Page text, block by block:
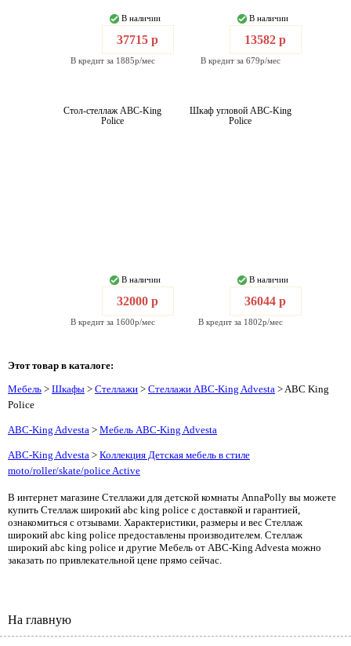
В наличии
37715 р
В кредит за 1885р/мес
В наличии
13582 р
В кредит за 679р/мес
Стол-стеллаж ABC-King
Police
В наличии
32000 р
В кредит за 1600р/мес
Шкаф угловой ABC-King
Police
В наличии
36044 р
В кредит за 1802р/мес
Этот товар в каталоге:
Мебель > Шкафы > Стеллажи > Стеллажи ABC-King Advesta > ABC King
Police
ABC-King Advesta > Мебель ABC-King Advesta
ABC-King Advesta > Коллекция Детская мебель в стиле
moto/roller/skate/police Active
В интернет магазине Стеллажи для детской комнаты AnnaPolly вы можете
купить Стеллаж широкий abc king police с доставкой и гарантией,
ознакомиться с отзывами. Характеристики, размеры и вес Стеллаж
широкий abc king police предоставлены производителем. Стеллаж
широкий abc king police и другие Мебель от ABC-King Advesta можно
заказать по привлекательной цене прямо сейчас.
На главную